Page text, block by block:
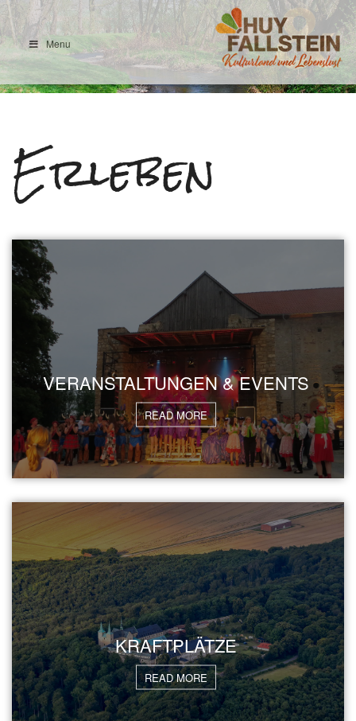
Menu
Ilsefluss
Erleben
VERANSTALTUNGEN & EVENTS
READ MORE
KRAFTPLÄTZE
READ MORE